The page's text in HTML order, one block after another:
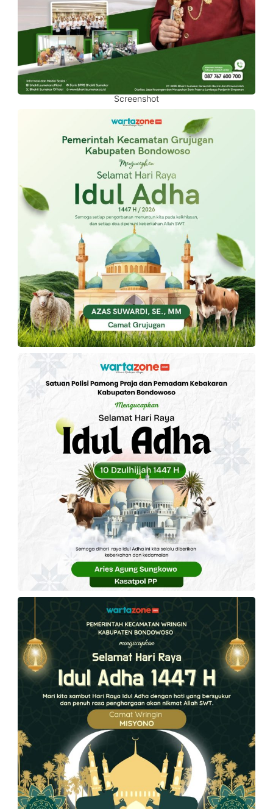
Screenshot